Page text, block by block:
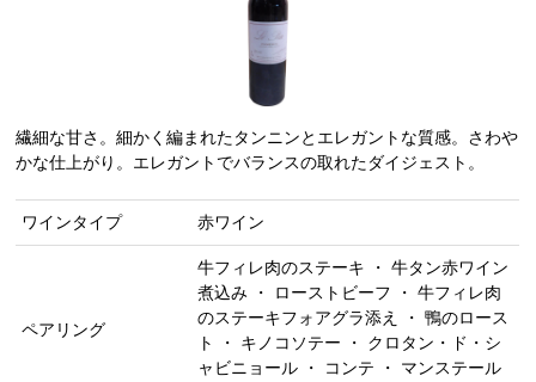
繊細な甘さ。細かく編まれたタンニンとエレガントな質感。さわや
かな仕上がり。エレガントでバランスの取れたダイジェスト。
ワインタイプ 赤ワイン
ペアリング
牛フィレ肉のステーキ ・ 牛タン赤ワイン
煮込み ・ ローストビーフ ・ 牛フィレ肉
のステーキフォアグラ添え ・ 鴨のロース
ト ・ キノコソテー ・ クロタン・ド・シ
ャビニョール ・ コンテ ・ マンステール